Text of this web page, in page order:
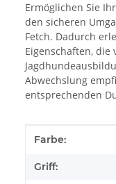
Ermöglichen Sie
den sicheren
Fetch. Dadurch
Eigenschaften, die
Abwechslung
entsprechenden
Wert
Farbe:
Griff: